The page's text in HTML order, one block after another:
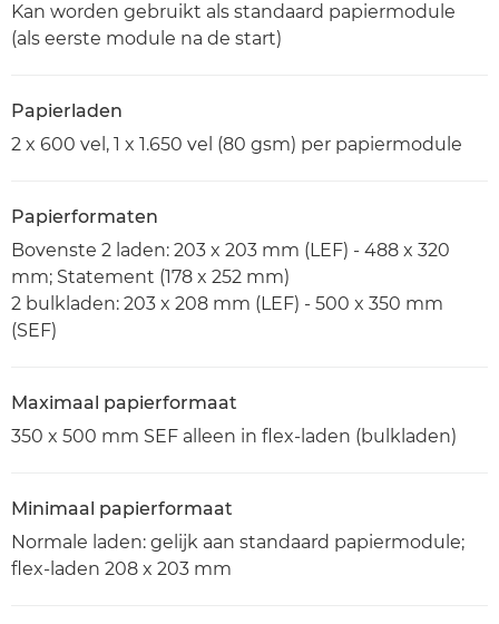
Kan worden gebruikt als standaard papiermodule
(als eerste module na de start)
Papierladen
2 x 600 vel, 1 x 1.650 vel (80 gsm) per papiermodule
Papierformaten
Bovenste 2 laden: 203 x 203 mm (LEF) - 488 x 320
mm; Statement (178 x 252 mm)
2 bulkladen: 203 x 208 mm (LEF) - 500 x 350 mm
(SEF)
Maximaal papierformaat
350 x 500 mm SEF alleen in flex-laden (bulkladen)
Minimaal papierformaat
Normale laden: gelijk aan standaard papiermodule;
flex-laden 208 x 203 mm